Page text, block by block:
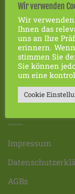
Sinne von Dr.
entwickelten
und Kraftfutter
geworden.
Impressum
AGBs
Wir verwenden
Wir verwenden
Ihnen das
uns an Ihre
erinnern.
stimmen Sie
Sie können
um eine
Cookie